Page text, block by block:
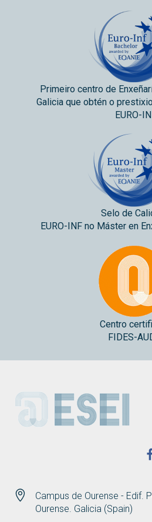
Primeiro centro de
Galicia que obtén o
EURO-
Selo de
EURO-INF no Máster en
Centro
FIDES-
ESEI
Campus de Ourense - Edif.
Ourense. Galicia (Spain)